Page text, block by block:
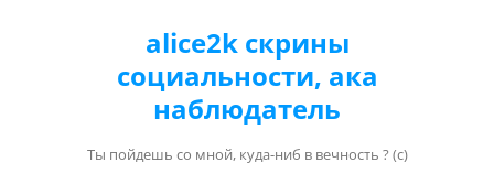
alice2k скрины
социальности, ака
наблюдатель
Ты пойдешь со мной, куда-ниб в вечность ? (с)